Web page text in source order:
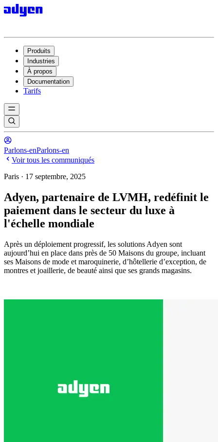
Produits
Industries
À propos
Documentation
Tarifs
Parlons-enParlons-en
Voir tous les communiqués
Paris · 17 septembre, 2025
Adyen, partenaire de LVMH, redéfinit le
paiement dans le secteur du luxe à
l'échelle mondiale
Après un déploiement progressif, les solutions Adyen sont
aujourd’hui en place dans près de 50 Maisons du groupe, incluant
ses Maisons de mode et maroquinerie, d’hôtellerie d’exception, de
montres et joaillerie, de beauté ainsi que ses grands magasins.